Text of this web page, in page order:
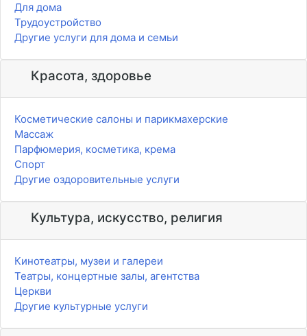
Для дома
Трудоустройство
Другие услуги для дома и семьи
Красота, здоровье
Косметические салоны и парикмахерские
Массаж
Парфюмерия, косметика, крема
Спорт
Другие оздоровительные услуги
Культура, искусство, религия
Кинотеатры, музеи и галереи
Театры, концертные залы, агентства
Церкви
Другие культурные услуги